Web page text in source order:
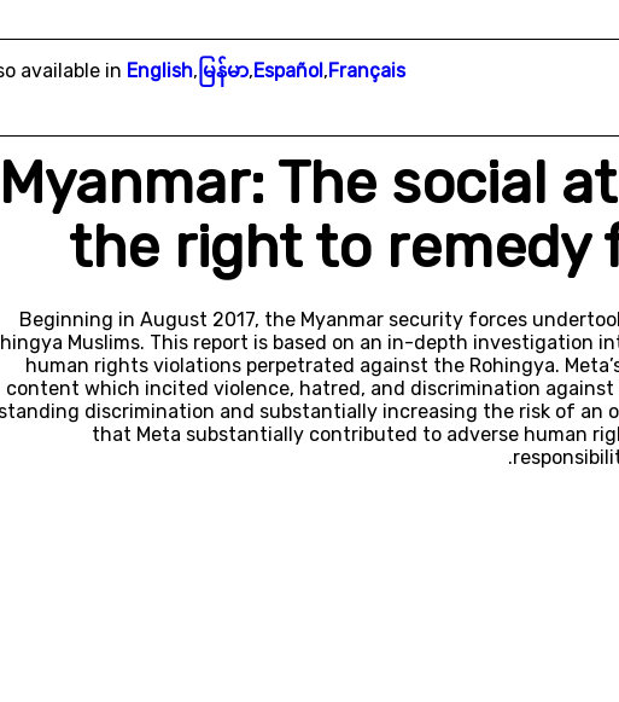
available in English, မြန်မာ,Español,Français
Myanmar: The social
the right to remedy
Beginning in August 2017, the Myanmar security forces
Muslims. This report is based on an in-depth investigation
human rights violations perpetrated against the Rohingya.
content which incited violence, hatred, and discrimination
standing discrimination and substantially increasing the risk of an
that Meta substantially contributed to adverse human